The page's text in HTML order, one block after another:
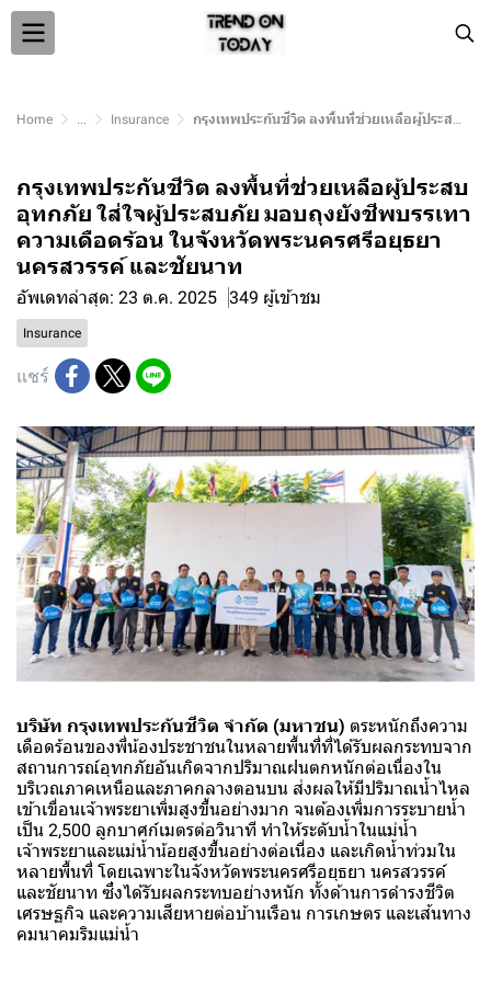
Home ... Insurance กรุงเทพประกันชีวิต ลงพื้นที่ช่วยเหลือผู้ประสบอุทกภัย ใส่ใจผู้ประสบภัย มอบถุงยังชีพบรรเทาความเดือดร้อน ในจังหวัดพระนครศรีอยุธยา นครสวรรค์ และชัยนาท
กรุงเทพประกันชีวิต ลงพื้นที่ช่วยเหลือผู้ประสบ
อุทกภัย ใส่ใจผู้ประสบภัย มอบถุงยังชีพบรรเทา
ความเดือดร้อน ในจังหวัดพระนครศรีอยุธยา
นครสวรรค์ และชัยนาท
อัพเดทล่าสุด: 23 ต.ค. 2025 349 ผู้เข้าชม
Insurance
แชร์
บริษัท กรุงเทพประกันชีวิต จำกัด (มหาชน) ตระหนักถึงความ
เดือดร้อนของพี่น้องประชาชนในหลายพื้นที่ที่ได้รับผลกระทบจาก
สถานการณ์อุทกภัยอันเกิดจากปริมาณฝนตกหนักต่อเนื่องใน
บริเวณภาคเหนือและภาคกลางตอนบน ส่งผลให้มีปริมาณน้ำไหล
เข้าเขื่อนเจ้าพระยาเพิ่มสูงขึ้นอย่างมาก จนต้องเพิ่มการระบายน้ำ
เป็น 2,500 ลูกบาศก์เมตรต่อวินาที ทำให้ระดับน้ำในแม่น้ำ
เจ้าพระยาและแม่น้ำน้อยสูงขึ้นอย่างต่อเนื่อง และเกิดน้ำท่วมใน
หลายพื้นที่ โดยเฉพาะในจังหวัดพระนครศรีอยุธยา นครสวรรค์
และชัยนาท ซึ่งได้รับผลกระทบอย่างหนัก ทั้งด้านการดำรงชีวิต
เศรษฐกิจ และความเสียหายต่อบ้านเรือน การเกษตร และเส้นทาง
คมนาคมริมแม่น้ำ